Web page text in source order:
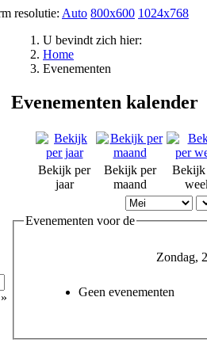
resolutie: Auto 800x600 1024x768
»
U bevindt zich hier:
Home
Evenementen
Evenementen kalender
Bekijk per
jaar
Bekijk per
maand
Bekijk
Evenementen voor de
Zondag,
Geen evenementen